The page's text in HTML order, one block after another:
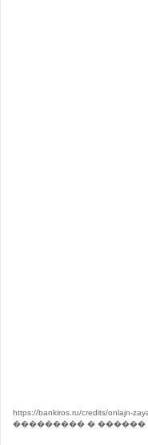
https://bankiros.ru/credits/onlajn-
��������� � ������